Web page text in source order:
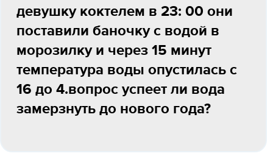
девушку коктелем в 23: 00 они
поставили баночку с водой в
морозилку и через 15 минут
температура воды опустилась с
16 до 4.вопрос успеет ли вода
замерзнуть до нового года?